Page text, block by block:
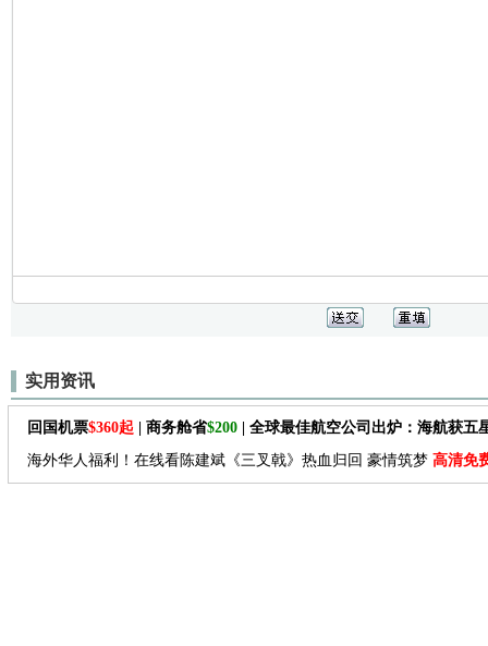
实用资讯
回国机票$360起 | 商务舱省$200 | 全球最佳航空公司出炉：海航获五
海外华人福利！在线看陈建斌《三叉戟》热血归回 豪情筑梦 高清免